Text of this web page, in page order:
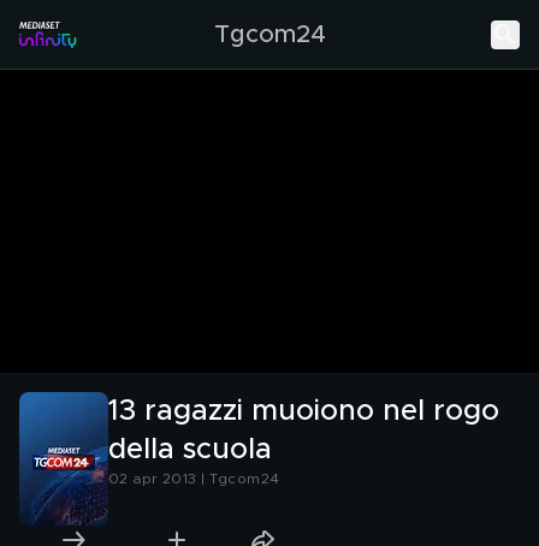
Tgcom24
13 ragazzi muoiono nel rogo
della scuola
02 apr 2013 | Tgcom24